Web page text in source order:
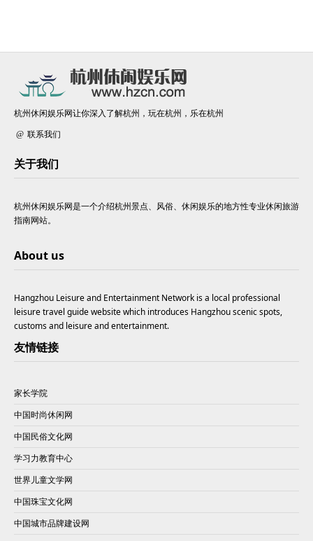
杭州休闲娱乐网让你深入了解杭州，玩在杭州，乐在杭州
联系我们
关于我们
杭州休闲娱乐网是一个介绍杭州景点、风俗、休闲娱乐的地方性专业休闲旅游
指南网站。
About us
Hangzhou Leisure and Entertainment Network is a local professional
leisure travel guide website which introduces Hangzhou scenic spots,
customs and leisure and entertainment.
友情链接
家长学院
中国时尚休闲网
中国民俗文化网
学习力教育中心
世界儿童文学网
中国珠宝文化网
中国城市品牌建设网